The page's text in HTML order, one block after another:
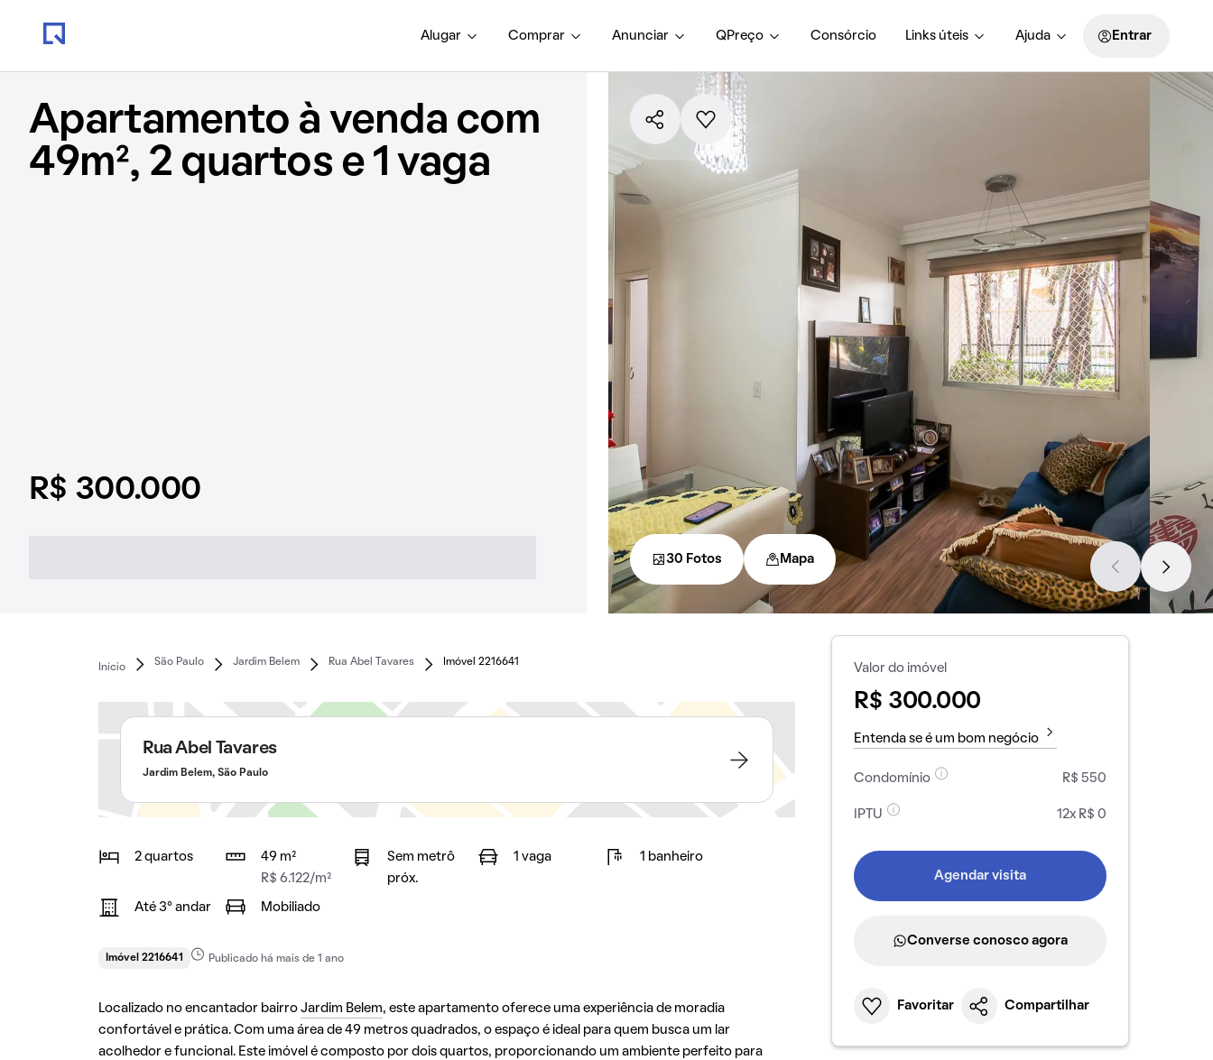
Alugar Comprar Anunciar QPreço Consórcio Links úteis Ajuda Entrar
Apartamento à venda com
49m², 2 quartos e 1 vaga
R$ 300.000
30 Fotos Mapa
Início
São Paulo Jardim Belem Rua Abel Tavares Imóvel 2216641
Rua Abel Tavares
Jardim Belem, São Paulo
2 quartos
49 m²
R$ 6.122/m²
Sem metrô
próx.
1 vaga 1 banheiro
Até 3° andar Mobiliado
Imóvel 2216641 Publicado há mais de 1 ano
Localizado no encantador bairro Jardim Belem, este apartamento oferece uma experiência de moradia
confortável e prática. Com uma área de 49 metros quadrados, o espaço é ideal para quem busca um lar
acolhedor e funcional. Este imóvel é composto por dois quartos, proporcionando um ambiente perfeito para
Valor do imóvel
R$ 300.000
Entenda se é um bom negócio
Condomínio R$ 550
IPTU 12x R$ 0
Agendar visita
Converse conosco agora
Favoritar Compartilhar